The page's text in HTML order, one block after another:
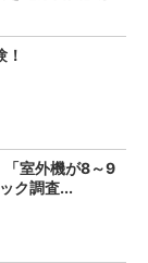
「室外機が8～9
ク調査...